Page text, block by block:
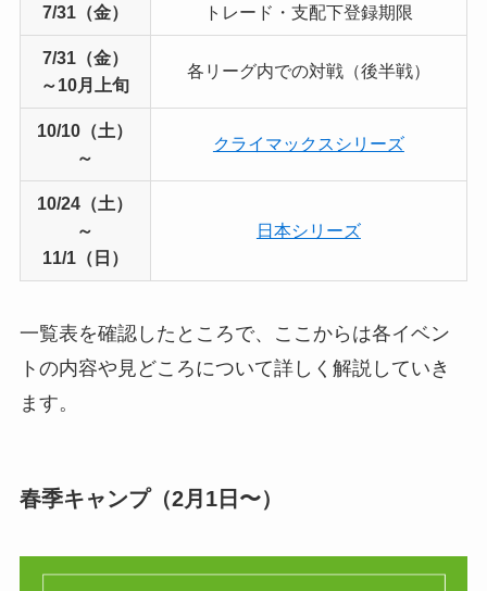
7/31（金） トレード・支配下登録期限
7/31（金）
～10月上旬
各リーグ内での対戦（後半戦）
10/10（土）
～
クライマックスシリーズ
10/24（土）
～
11/1（日）
日本シリーズ
一覧表を確認したところで、ここからは各イベン
トの内容や見どころについて詳しく解説していき
ます。
春季キャンプ（2月1日〜）